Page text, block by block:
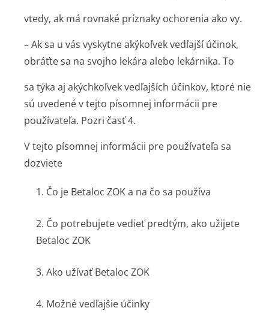
vtedy, ak má rovnaké príznaky ochorenia ako vy.
– Ak sa u vás vyskytne akýkoľvek vedľajší účinok,
obráťte sa na svojho lekára alebo lekárnika. To
sa týka aj akýchkoľvek vedľajších účinkov, ktoré nie
sú uvedené v tejto písomnej informácii pre
používateľa. Pozri časť 4.
V tejto písomnej informácii pre používateľa sa
dozviete
1. Čo je Betaloc ZOK a na čo sa používa
2. Čo potrebujete vedieť predtým, ako užijete
Betaloc ZOK
3. Ako užívať Betaloc ZOK
4. Možné vedľajšie účinky